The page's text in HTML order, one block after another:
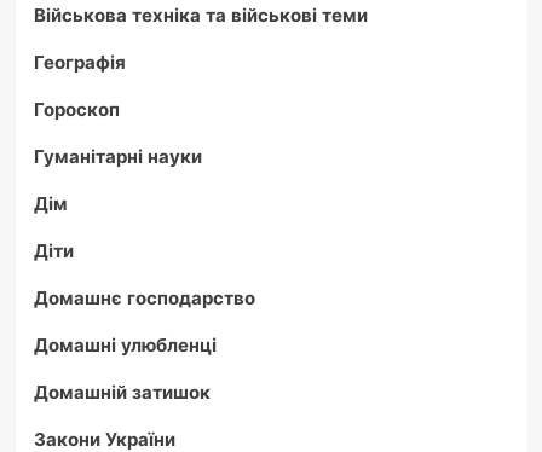
Військова техніка та військові теми
Географія
Гороскоп
Гуманітарні науки
Дім
Діти
Домашнє господарство
Домашні улюбленці
Домашній затишок
Закони України